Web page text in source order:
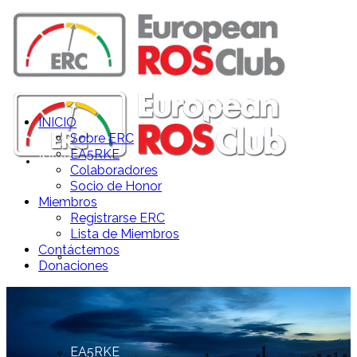
INICIO
Sobre ERC
EA5RKE
INICIO
Sobre ERC
EA5RKE
Colaboradores
Socio de Honor
Miembros
Registrarse ERC
Lista de Miembros
Contáctemos
Donaciones